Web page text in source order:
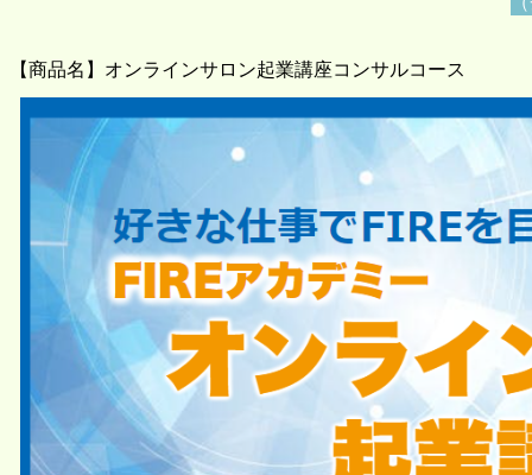
【商品名】オンラインサロン起業講座コンサルコース